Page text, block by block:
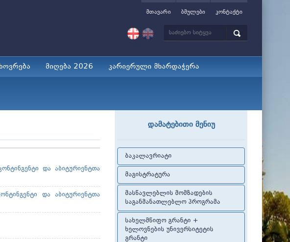
მთავარი ბმულები კონტაქტი
მიღება 2026 კარიერული მხარდაჭერა
და აბიტურიენტთა
და აბიტურიენტთა
დამატებითი მენიუ
ბაკალავრიატი
მაგისტრატურა
მასწავლებლის მომზადების
საგანმანათლებლო პროგრამა
სახელმწიფო გრანტი +
ხელოვნების უნივერსიტეტის
გრანტი